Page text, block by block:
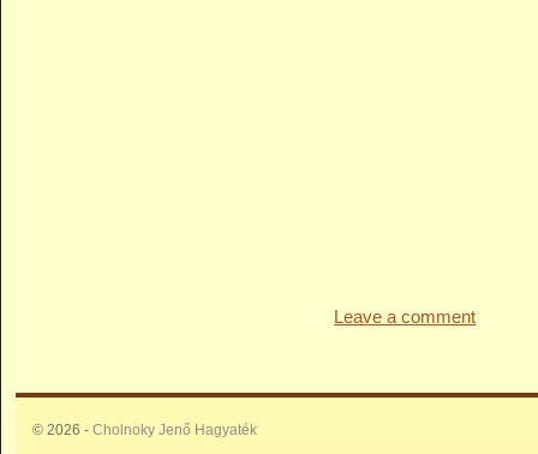
Leave a comment
© 2026 - Cholnoky Jenő Hagyaték